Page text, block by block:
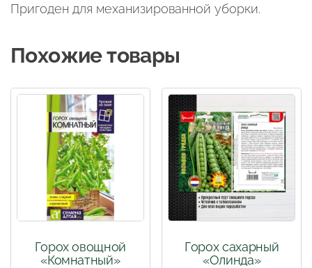
Пригоден для механизированной уборки.
Похожие товары
Горох овощной
«Комнатный»
Горох сахарный
«Олинда»